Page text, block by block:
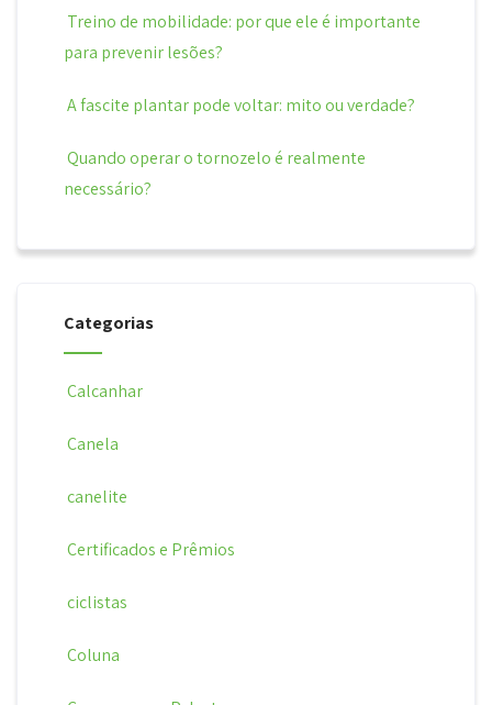
Treino de mobilidade: por que ele é importante
para prevenir lesões?
A fascite plantar pode voltar: mito ou verdade?
Quando operar o tornozelo é realmente
necessário?
Categorias
Calcanhar
Canela
canelite
Certificados e Prêmios
ciclistas
Coluna